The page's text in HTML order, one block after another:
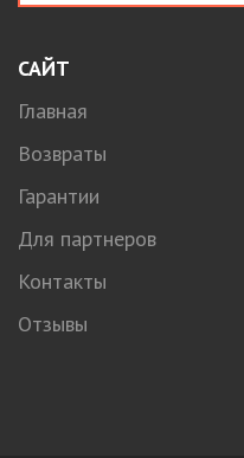
САЙТ
Главная
Возвраты
Гарантии
Для партнеров
Контакты
Отзывы